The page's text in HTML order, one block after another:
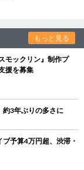
もっと見る
モックリン』制作プ
援を募集
約3年ぶりの多さに
予算4万円超、渋滞・